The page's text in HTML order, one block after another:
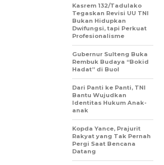
Kasrem 132/Tadulako
Tegaskan Revisi UU TNI
Bukan Hidupkan
Dwifungsi, tapi Perkuat
Profesionalisme
Gubernur Sulteng Buka
Rembuk Budaya “Bokid
Hadat” di Buol
Dari Panti ke Panti, TNI
Bantu Wujudkan
Identitas Hukum Anak-
anak
Kopda Yance, Prajurit
Rakyat yang Tak Pernah
Pergi Saat Bencana
Datang